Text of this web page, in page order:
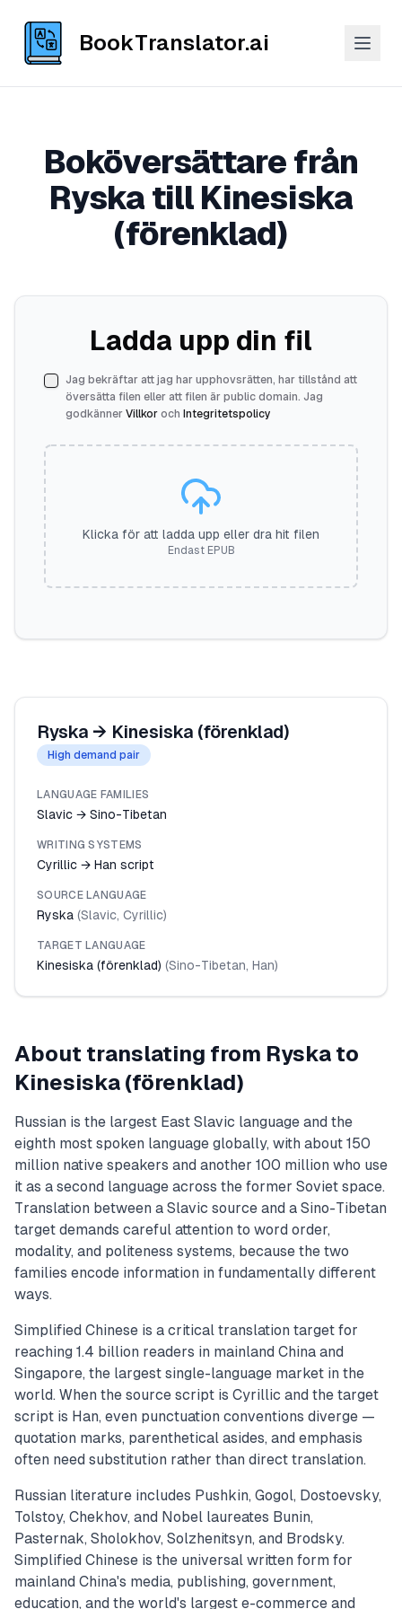
BookTranslator.ai
Boköversättare från
Ryska till Kinesiska
(förenklad)
Ladda upp din fil
Jag bekräftar att jag har upphovsrätten, har tillstånd att
översätta filen eller att filen är public domain. Jag
godkänner Villkor och Integritetspolicy
Klicka för att ladda upp eller dra hit filen
Endast EPUB
Ryska → Kinesiska (förenklad)
High demand pair
LANGUAGE FAMILIES
Slavic → Sino-Tibetan
WRITING SYSTEMS
Cyrillic → Han script
SOURCE LANGUAGE
Ryska (Slavic, Cyrillic)
TARGET LANGUAGE
Kinesiska (förenklad) (Sino-Tibetan, Han)
About translating from Ryska to
Kinesiska (förenklad)
Russian is the largest East Slavic language and the
eighth most spoken language globally, with about 150
million native speakers and another 100 million who use
it as a second language across the former Soviet space.
Translation between a Slavic source and a Sino-Tibetan
target demands careful attention to word order,
modality, and politeness systems, because the two
families encode information in fundamentally different
ways.
Simplified Chinese is a critical translation target for
reaching 1.4 billion readers in mainland China and
Singapore, the largest single-language market in the
world. When the source script is Cyrillic and the target
script is Han, even punctuation conventions diverge —
quotation marks, parenthetical asides, and emphasis
often need substitution rather than direct translation.
Russian literature includes Pushkin, Gogol, Dostoevsky,
Tolstoy, Chekhov, and Nobel laureates Bunin,
Pasternak, Sholokhov, Solzhenitsyn, and Brodsky.
Simplified Chinese is the universal written form for
mainland China's media, publishing, government,
education, and the world's largest e-commerce and